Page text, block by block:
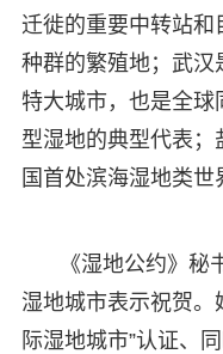
迁徙的重要中转站和
种群的繁殖地；武汉
特大城市，也是全球
型湿地的典型代表
国首处滨海湿地类世
《湿地公约》
湿地城市表示祝贺。
际湿地城市”认证、